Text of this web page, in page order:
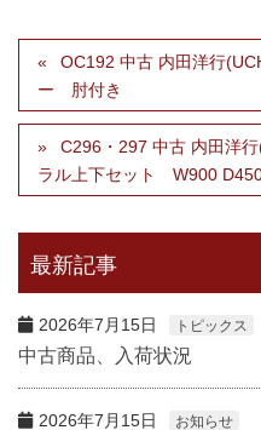
OC192 中古 内田洋行
ー 肘付き
C296・297 中古 内田洋
ラル上下セット W900
最新記事
2026年7月15日 トピックス
中古商品、入荷状況
2026年7月15日 お知らせ